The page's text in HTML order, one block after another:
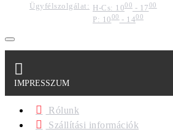
Ügyfélszolgálat: H-Cs: 1000 - 1700
P: 1000- 1400
IMPRESSZUM
Rólunk
Szállítási információk